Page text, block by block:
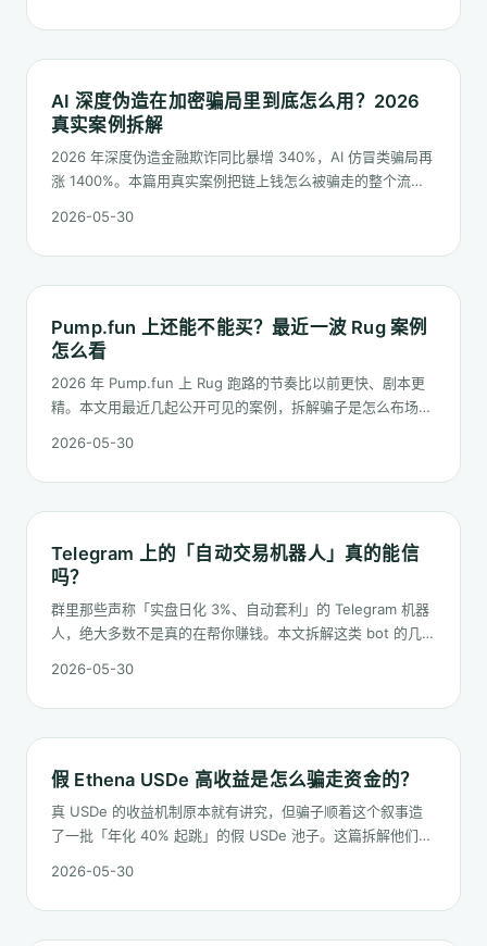
AI 深度伪造在加密骗局里到底怎么用？2026
真实案例拆解
2026 年深度伪造金融欺诈同比暴增 340%，AI 仿冒类骗局再
涨 1400%。本篇用真实案例把链上钱怎么被骗走的整个流程
2026-05-30
Pump.fun 上还能不能买？最近一波 Rug 案例
怎么看
2026 年 Pump.fun 上 Rug 跑路的节奏比以前更快、剧本更
精。本文用最近几起公开可见的案例，拆解骗子是怎么布场
2026-05-30
Telegram 上的「自动交易机器人」真的能信
吗？
群里那些声称「实盘日化 3%、自动套利」的 Telegram 机器
人，绝大多数不是真的在帮你赚钱。本文拆解这类 bot 的几种
2026-05-30
假 Ethena USDe 高收益是怎么骗走资金的？
真 USDe 的收益机制原本就有讲究，但骗子顺着这个叙事造
了一批「年化 40% 起跳」的假 USDe 池子。这篇拆解他们用
2026-05-30